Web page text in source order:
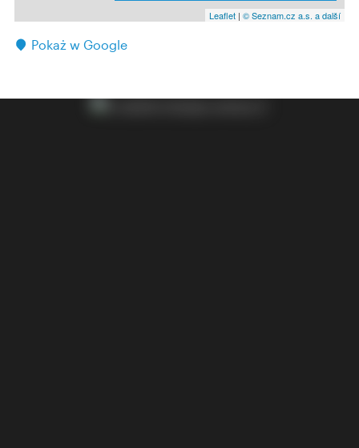
Leaflet | © Seznam.cz a.s. a další
Pokaż w Google